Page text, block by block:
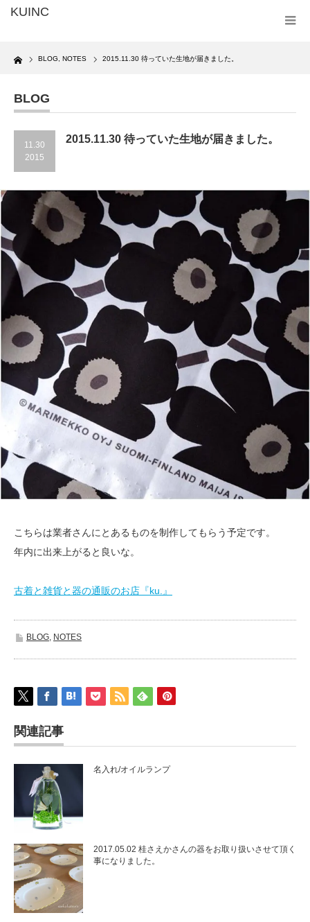
Home BLOG NOTES 2015.11.30 待っていた生地が届きました。
BLOG
11.30
2015
2015.11.30 待っていた生地が届きました。
こちらは業者さんにとあるものを制作してもらう予定です。
年内に出来上がると良いな。
古着と雑貨と器の通販のお店『ku.』
BLOG, NOTES
関連記事
名入れ/オイルランプ
2017.05.02 桂さえかさんの器をお取り扱いさせて頂く
事になりました。